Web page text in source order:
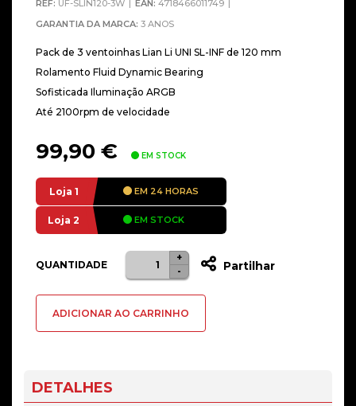
REF: UF-SLIN120-3W EAN: 4718466011749
GARANTIA DA MARCA: 3 ANOS
Pack de 3 ventoinhas Lian Li UNI SL-INF de 120 mm
Rolamento Fluid Dynamic Bearing
Sofisticada Iluminação ARGB
Até 2100rpm de velocidade
99,90 € EM STOCK
Loja 1 EM 24 HORAS
Loja 2 EM STOCK
QUANTIDADE
Quantidade
de
Lian
ARGB
-
+
Partilhar
ADICIONAR AO CARRINHO
DETALHES